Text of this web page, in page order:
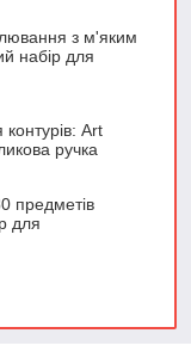
з м'яким
набір для
Art
ручка
предметів
для